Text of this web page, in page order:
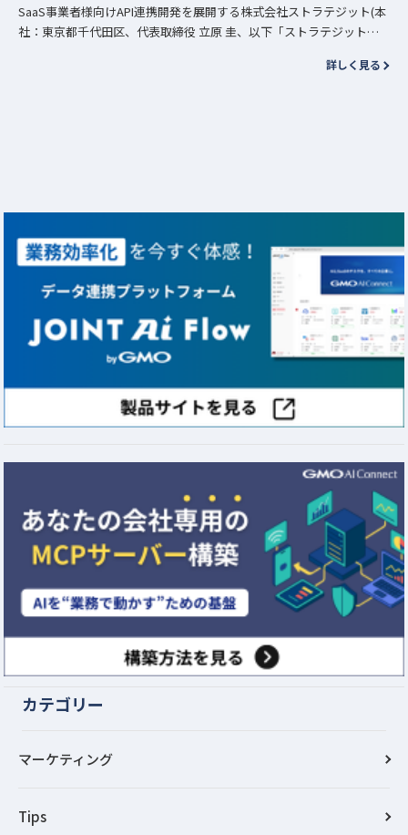
SaaS事業者様向けAPI連携開発を展開する株式会社ストラテジット(本
社：東京都千代田区、代表取締役 立原 圭、以下「ストラテジット」)
詳しく見る
カテゴリー
マーケティング
Tips